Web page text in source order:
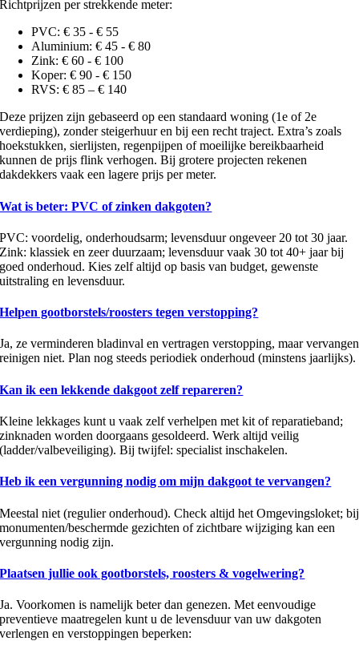
Richtprijzen per strekkende meter:
PVC: € 35 - € 55
Aluminium: € 45 - € 80
Zink: € 60 - € 100
Koper: € 90 - € 150
RVS: € 85 – € 140
Deze prijzen zijn gebaseerd op een standaard woning (1e of 2e
verdieping), zonder steigerhuur en bij een recht traject. Extra’s zoals
hoekstukken, sierlijsten, regenpijpen of moeilijke bereikbaarheid
kunnen de prijs flink verhogen. Bij grotere projecten rekenen
dakdekkers vaak een lagere prijs per meter.
Wat is beter: PVC of zinken dakgoten?
PVC: voordelig, onderhoudsarm; levensduur ongeveer 20 tot 30 jaar.
Zink: klassiek en zeer duurzaam; levensduur vaak 30 tot 40+ jaar bij
goed onderhoud. Kies zelf altijd op basis van budget, gewenste
uitstraling en levensduur.
Helpen gootborstels/roosters tegen verstopping?
Ja, ze verminderen bladinval en vertragen verstopping, maar vervangen
reinigen niet. Plan nog steeds periodiek onderhoud (minstens jaarlijks).
Kan ik een lekkende dakgoot zelf repareren?
Kleine lekkages kunt u vaak zelf verhelpen met kit of reparatieband;
zinknaden worden doorgaans gesoldeerd. Werk altijd veilig
(ladder/valbeveiliging). Bij twijfel: specialist inschakelen.
Heb ik een vergunning nodig om mijn dakgoot te vervangen?
Meestal niet (regulier onderhoud). Check altijd het Omgevingsloket; bij
monumenten/beschermde gezichten of zichtbare wijziging kan een
vergunning nodig zijn.
Plaatsen jullie ook gootborstels, roosters & vogelwering?
Ja. Voorkomen is namelijk beter dan genezen. Met eenvoudige
preventieve maatregelen kunt u de levensduur van uw dakgoten
verlengen en verstoppingen beperken: